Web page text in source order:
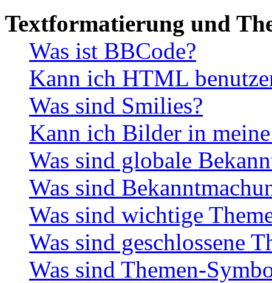
Textformatierung und
Was ist BBCode?
Kann ich HTML
Was sind Smilies?
Kann ich Bilder in
Was sind globale
Was sind
Was sind wichtige
Was sind geschlossene
Was sind Themen-